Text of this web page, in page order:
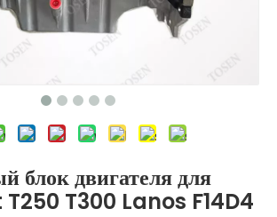
блок двигателя для
T300 Lanos F14D4